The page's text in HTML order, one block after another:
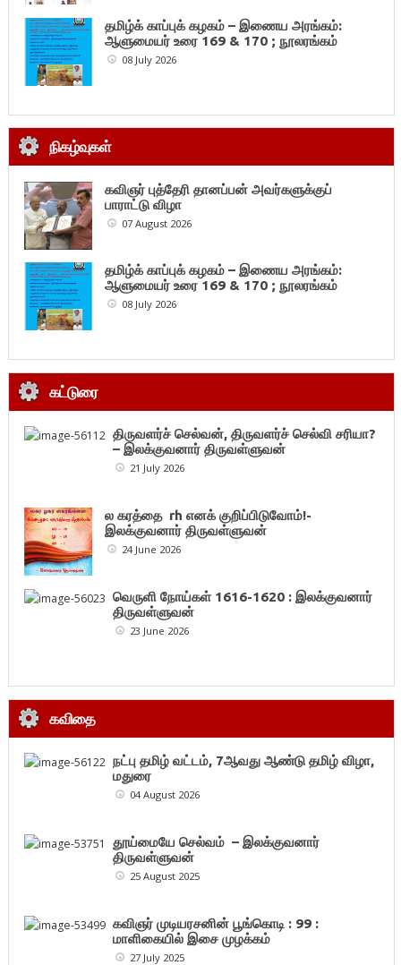
தமிழ்க் காப்புக் கழகம் – இணைய அரங்கம்:
ஆளுமையர் உரை 169 & 170 ; நூலரங்கம்
08 July 2026
நிகழ்வுகள்
கவிஞர் புத்தேரி தானப்பன் அவர்களுக்குப்
பாராட்டு விழா
07 August 2026
தமிழ்க் காப்புக் கழகம் – இணைய அரங்கம்:
ஆளுமையர் உரை 169 & 170 ; நூலரங்கம்
08 July 2026
கட்டுரை
திருவளர்ச் செல்வன், திருவளர்ச் செல்வி சரியா?
– இலக்குவனார் திருவள்ளுவன்
21 July 2026
ல கரத்தை rh எனக் குறிப்பிடுவோம்!-
இலக்குவனார் திருவள்ளுவன்
24 June 2026
வெருளி நோய்கள் 1616-1620 : இலக்குவனார்
திருவள்ளுவன்
23 June 2026
கவிதை
நட்பு தமிழ் வட்டம், 7ஆவது ஆண்டு தமிழ் விழா,
மதுரை
04 August 2026
தூய்மையே செல்வம் – இலக்குவனார்
திருவள்ளுவன்
25 August 2025
கவிஞர் முடியரசனின் பூங்கொடி : 99 :
மாளிகையில் இசை முழக்கம்
27 July 2025